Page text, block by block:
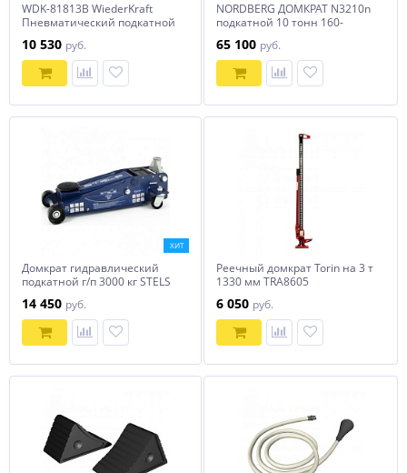
WDK-81813B WiederKraft
Пневматический подкатной
10 530 руб.
NORDBERG ДОМКРАТ N3210n
подкатной 10 тонн 160-
65 100 руб.
ХИТ
Домкрат гидравлический
подкатной г/п 3000 кг STELS
14 450 руб.
Реечный домкрат Torin на 3 т
1330 мм TRA8605
6 050 руб.